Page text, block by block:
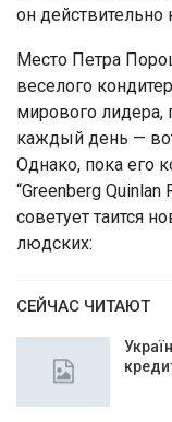
он действительно
Место Петра
веселого
мирового
каждый день —
Однако, пока его
“Greenberg
советует таится
людских:
СЕЙЧАС ЧИТАЮТ